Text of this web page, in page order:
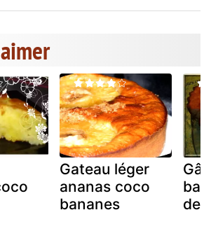
Gateau léger
ananas coco
bananes
de